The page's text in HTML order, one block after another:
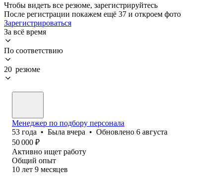
Чтобы видеть все резюме, зарегистрируйтесь
После регистрации покажем ещё 37 и откроем фото
Зарегистрироваться
За всё время
По соответствию
20 резюме
Менеджер по подбору персонала
53 года • Была вчера • Обновлено 6 августа
50 000 ₽
Активно ищет работу
Общий опыт
10 лет 9 месяцев